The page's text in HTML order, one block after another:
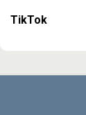
TikTok